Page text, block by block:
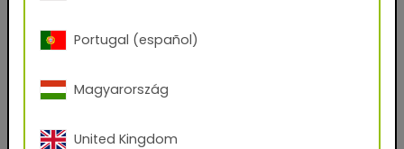
Quali file desidera ricevere?
Graphic Design Assets
Unreal Engine
Portugal (español)
Magyarország
United Kingdom